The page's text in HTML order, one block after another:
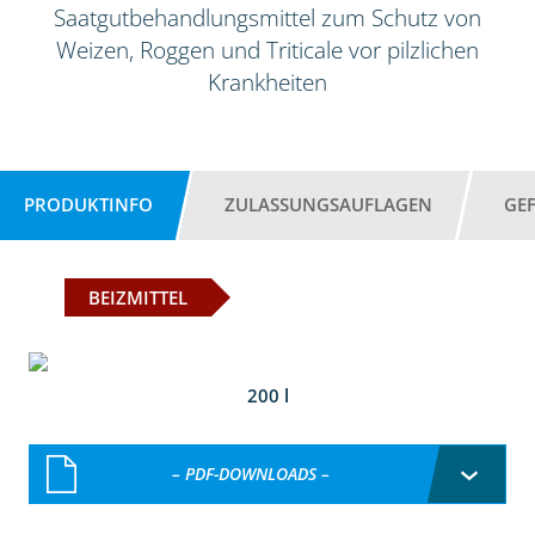
Saatgutbehandlungsmittel zum Schutz von
Weizen, Roggen und Triticale vor pilzlichen
Krankheiten
PRODUKTINFO ZULASSUNGSAUFLAGEN
BEIZMITTEL
200 l
– PDF-DOWNLOADS –